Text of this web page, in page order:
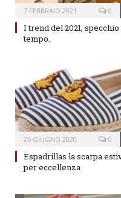
7 FEBBRAIO 2021 0
I trend del 2021,
tempo.
26 GIUGNO 2020 0
Espadrillas la scarpa
per eccellenza